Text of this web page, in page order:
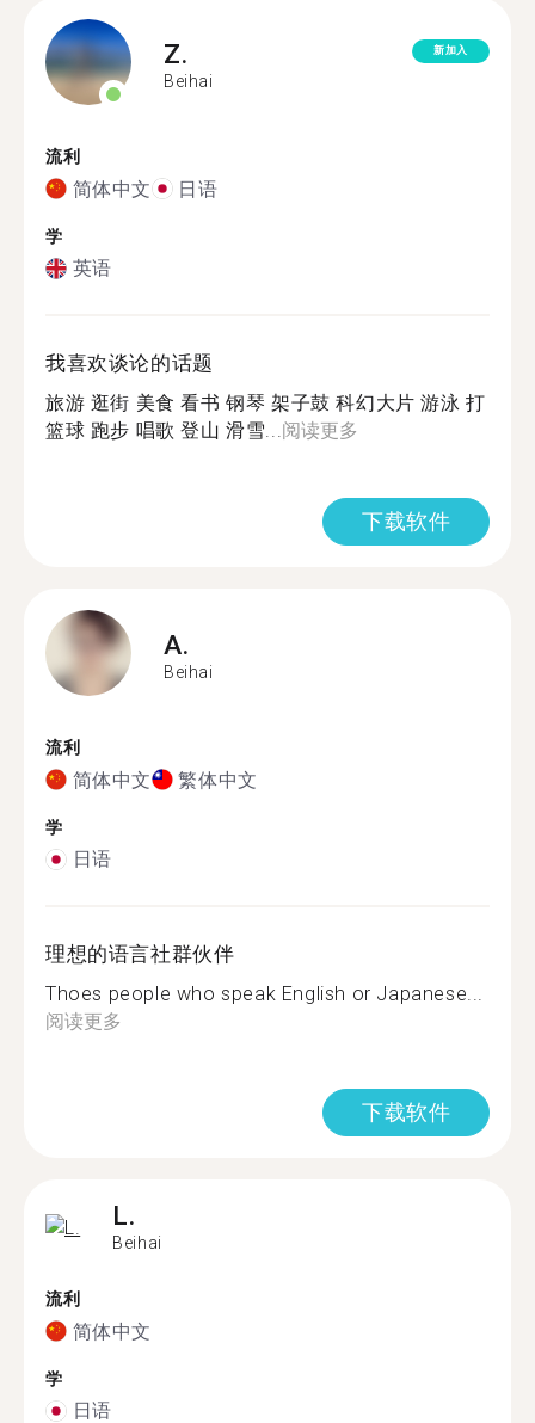
Z.
Beihai
新加入
流利
简体中文 日语
学
英语
我喜欢谈论的话题
旅游 逛街 美食 看书 钢琴 架子鼓 科幻大片 游泳 打
篮球 跑步 唱歌 登山 滑雪...阅读更多
下载软件
A.
Beihai
流利
简体中文 繁体中文
学
日语
理想的语言社群伙伴
Thoes people who speak English or Japanese...
阅读更多
下载软件
L.
Beihai
流利
简体中文
学
日语